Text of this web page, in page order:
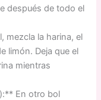
después de todo el
mezcla la harina, el
limón. Deja que el
mientras
En otro bol